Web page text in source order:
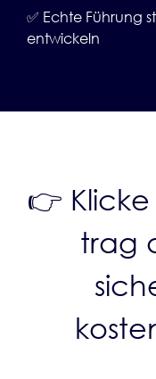
✅ Echte Führung
entwickeln
👉
trag